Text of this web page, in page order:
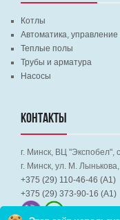
Котлы
Автоматика,
Теплые полы
Трубы и арматура
Насосы
КОНТАКТЫ
г. Минск, ВЦ
г. Минск, ул. М.
+375 (29) 110-46-46 (А1)
+375 (29) 373-90-16 (A1)